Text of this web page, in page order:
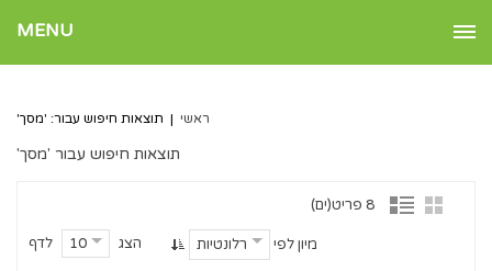
MENU
ראשי | תוצאות חיפוש עבור: 'מסך'
תוצאות חיפוש עבור 'מסך'
8 פריט(ים)
הצג 10 לדף מיון לפי רלונטיות